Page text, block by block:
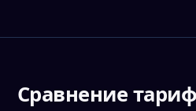
Сравнение